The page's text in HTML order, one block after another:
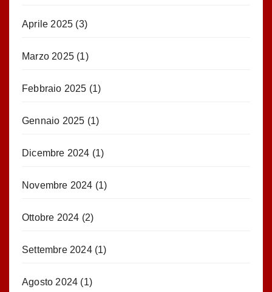
Aprile 2025 (3)
Marzo 2025 (1)
Febbraio 2025 (1)
Gennaio 2025 (1)
Dicembre 2024 (1)
Novembre 2024 (1)
Ottobre 2024 (2)
Settembre 2024(1)
Agosto 2024 (1)